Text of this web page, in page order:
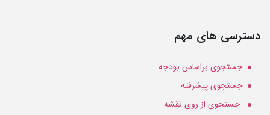
دسترسی های مهم
جستجوی براساس بودجه
جستجوی پیشرفته
جستجوی از روی نقشه